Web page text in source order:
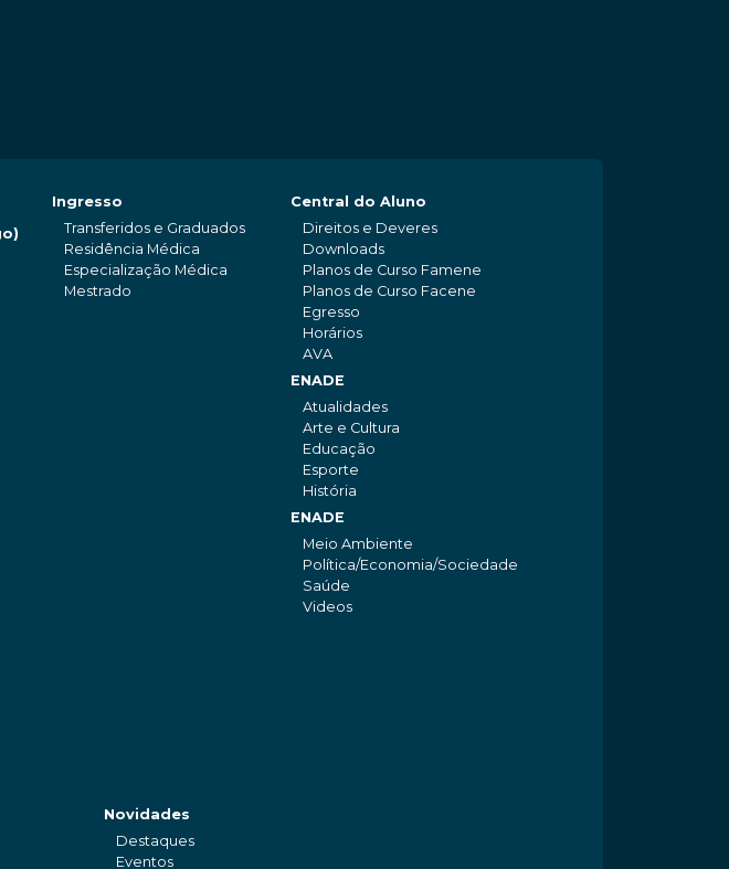
Ingresso
Transferidos e Graduados
Residência Médica
Especialização Médica
Mestrado
Central do Aluno
Direitos e Deveres
Downloads
Planos de Curso Famene
Planos de Curso Facene
Egresso
Horários
AVA
ENADE
Atualidades
Arte e Cultura
Educação
Esporte
História
ENADE
Meio Ambiente
Política/Economia/Sociedade
Saúde
Videos
Novidades
Destaques
Eventos